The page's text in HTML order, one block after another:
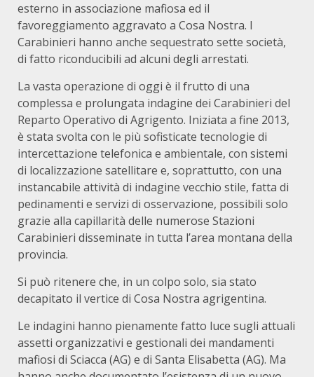
esterno in associazione mafiosa ed il
favoreggiamento aggravato a Cosa Nostra. I
Carabinieri hanno anche sequestrato sette società,
di fatto riconducibili ad alcuni degli arrestati.
La vasta operazione di oggi è il frutto di una
complessa e prolungata indagine dei Carabinieri del
Reparto Operativo di Agrigento. Iniziata a fine 2013,
è stata svolta con le più sofisticate tecnologie di
intercettazione telefonica e ambientale, con sistemi
di localizzazione satellitare e, soprattutto, con una
instancabile attività di indagine vecchio stile, fatta di
pedinamenti e servizi di osservazione, possibili solo
grazie alla capillarità delle numerose Stazioni
Carabinieri disseminate in tutta l’area montana della
provincia.
Si può ritenere che, in un colpo solo, sia stato
decapitato il vertice di Cosa Nostra agrigentina.
Le indagini hanno pienamente fatto luce sugli attuali
assetti organizzativi e gestionali dei mandamenti
mafiosi di Sciacca (AG) e di Santa Elisabetta (AG). Ma